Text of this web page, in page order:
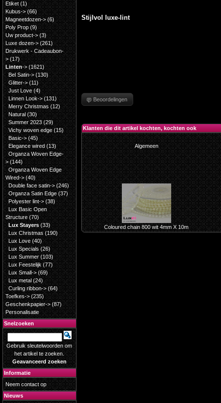
Stijlvol luxe-lint
Beoordelingen
Klanten die dit artikel kochten, kochten ook
Algemeen
Coloured chain 800 wit 4mm X 10m
Etiket (1)
Kubus->(66)
Magneetdozen->(6)
Poly Prop(9)
Uw product-> (3)
Luxe dozen-> (261)
Drukwerk - Cadeaubon-
>(17)
Linten->(1621)
Bel Satin->(130)
Glitter->(11)
Just Love (4)
Linnen Look->(131)
Merry Christmas (12)
Natural(30)
Summer 2023 (29)
Vichy woven edge(15)
Basic-> (45)
Elegance wired(13)
Organza Woven Edge-
>(144)
Organza Woven Edge
Wired->(40)
Double face satin-> (246)
Organza Satin Edge(37)
Polyester lint->(38)
Lux Basic Open
Structure(70)
Lux Stayers(33)
Lux Christmas(190)
Lux Love (40)
Lux Specials(26)
Lux Summer(103)
Lux Feestelijk(77)
Lux Small-> (69)
Lux metal(24)
Curling ribbon-> (64)
Toefkes->(235)
Geschenkpapier-> (87)
Personalisatie
Snelzoeken
Gebruik sleutelwoorden om
het artikel te zoeken.
Geavanceerd zoeken
Informatie
Neem contact op
Nieuws